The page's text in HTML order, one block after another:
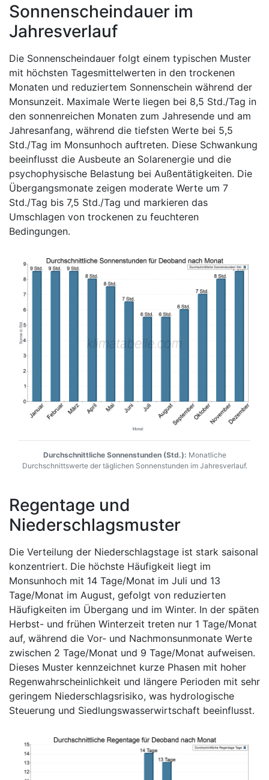
Sonnenscheindauer im
Jahresverlauf
Die Sonnenscheindauer folgt einem typischen Muster
mit höchsten Tagesmittelwerten in den trockenen
Monaten und reduziertem Sonnenschein während der
Monsunzeit. Maximale Werte liegen bei 8,5 Std./Tag in
den sonnenreichen Monaten zum Jahresende und am
Jahresanfang, während die tiefsten Werte bei 5,5
Std./Tag im Monsunhoch auftreten. Diese Schwankung
beeinflusst die Ausbeute an Solarenergie und die
psychophysische Belastung bei Außentätigkeiten. Die
Übergangsmonate zeigen moderate Werte um 7
Std./Tag bis 7,5 Std./Tag und markieren das
Umschlagen von trockenen zu feuchteren
Bedingungen.
Durchschnittliche Sonnenstunden (Std.): Monatliche
Durchschnittswerte der täglichen Sonnenstunden im Jahresverlauf.
Regentage und
Niederschlagsmuster
Die Verteilung der Niederschlagstage ist stark saisonal
konzentriert. Die höchste Häufigkeit liegt im
Monsunhoch mit 14 Tage/Monat im Juli und 13
Tage/Monat im August, gefolgt von reduzierten
Häufigkeiten im Übergang und im Winter. In der späten
Herbst- und frühen Winterzeit treten nur 1 Tage/Monat
auf, während die Vor- und Nachmonsunmonate Werte
zwischen 2 Tage/Monat und 9 Tage/Monat aufweisen.
Dieses Muster kennzeichnet kurze Phasen mit hoher
Regenwahrscheinlichkeit und längere Perioden mit sehr
geringem Niederschlagsrisiko, was hydrologische
Steuerung und Siedlungswasserwirtschaft beeinflusst.